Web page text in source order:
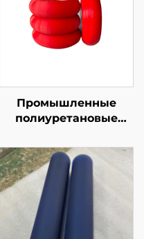
Промышленные
полиуретановые
конвейерные/
фрикционные колеса
с поддержкой
OEM/ODM,
износостойкие 70A-
65D